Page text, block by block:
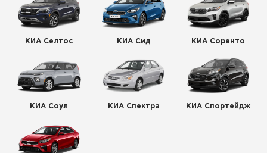
КИА Селтос КИА Сид КИА Соренто
КИА Соул КИА Спектра КИА Спортейдж